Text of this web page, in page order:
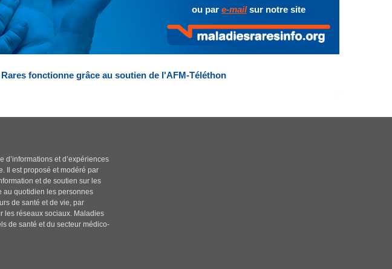
ou par e-mailsur notre site
fonctionne grâce au soutien de l'AFM-Téléthon
d’informations et d’expériences
Il est proposé et modéré par
et de soutien sur les
au quotidien les personnes
de santé et de vie, par
les réseaux sociaux. Maladies
de santé et du secteur médico-